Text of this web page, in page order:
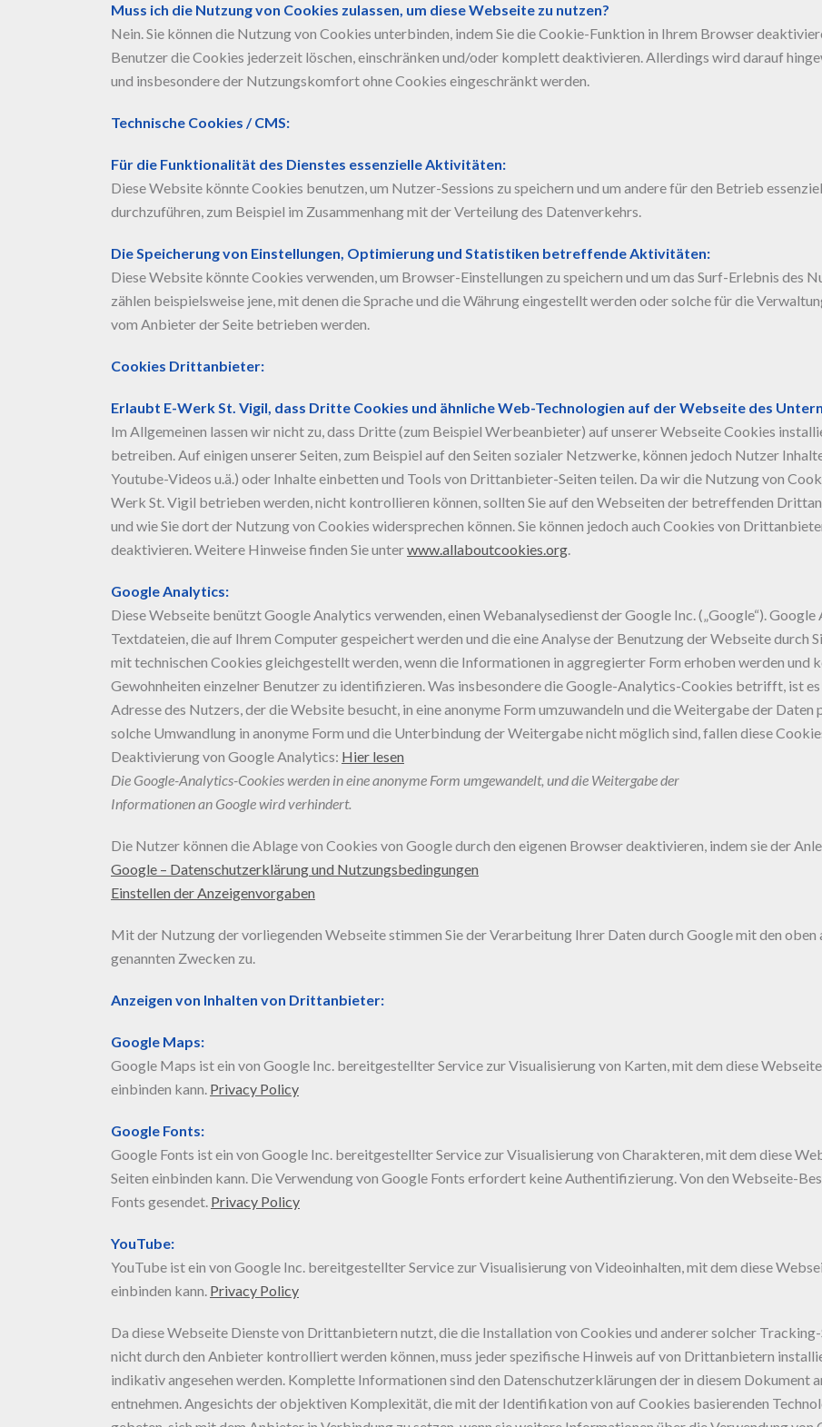
Muss ich die Nutzung von Cookies zulassen, um diese Webseite zu nutzen?
Nein. Sie können die Nutzung von Cookies unterbinden, indem Sie die Cookie-Funktion in Ihrem Browser
Benutzer die Cookies jederzeit löschen, einschränken und/oder komplett deaktivieren. Allerdings wird darauf
und insbesondere der Nutzungskomfort ohne Cookies eingeschränkt werden.
Technische Cookies / CMS:
Für die Funktionalität des Dienstes essenzielle Aktivitäten:
Diese Website könnte Cookies benutzen, um Nutzer-Sessions zu speichern und um andere für den Betrieb
durchzuführen, zum Beispiel im Zusammenhang mit der Verteilung des Datenverkehrs.
Die Speicherung von Einstellungen, Optimierung und Statistiken betreffende Aktivitäten:
Diese Website könnte Cookies verwenden, um Browser-Einstellungen zu speichern und um das Surf-Erlebnis des
zählen beispielsweise jene, mit denen die Sprache und die Währung eingestellt werden oder solche für die
vom Anbieter der Seite betrieben werden.
Cookies Drittanbieter:
Erlaubt E-Werk St. Vigil, dass Dritte Cookies und ähnliche Web-Technologien auf der Webseite des
Im Allgemeinen lassen wir nicht zu, dass Dritte (zum Beispiel Werbeanbieter) auf unserer Webseite Cookies
betreiben. Auf einigen unserer Seiten, zum Beispiel auf den Seiten sozialer Netzwerke, können jedoch Nutzer
Youtube-Videos u.ä.) oder Inhalte einbetten und Tools von Drittanbieter-Seiten teilen. Da wir die Nutzung von
Werk St. Vigil betrieben werden, nicht kontrollieren können, sollten Sie auf den Webseiten der betreffenden
und wie Sie dort der Nutzung von Cookies widersprechen können. Sie können jedoch auch Cookies von
deaktivieren. Weitere Hinweise finden Sie unterwww.allaboutcookies.org.
Google Analytics:
Diese Webseite benützt Google Analytics verwenden, einen Webanalysedienst der Google Inc. („Google“). Google
Textdateien, die auf Ihrem Computer gespeichert werden und die eine Analyse der Benutzung der Webseite durch
mit technischen Cookies gleichgestellt werden, wenn die Informationen in aggregierter Form erhoben werden und
Gewohnheiten einzelner Benutzer zu identifizieren. Was insbesondere die Google-Analytics-Cookies betrifft, ist
Adresse des Nutzers, der die Website besucht, in eine anonyme Form umzuwandeln und die Weitergabe der Daten
solche Umwandlung in anonyme Form und die Unterbindung der Weitergabe nicht möglich sind, fallen diese
Deaktivierung von Google Analytics: Hier lesen
Die Google-Analytics-Cookies werden in eine anonyme Form umgewandelt, und die Weitergabe der
Informationen an Google wird verhindert.
Die Nutzer können die Ablage von Cookies von Google durch den eigenen Browser deaktivieren, indem sie der
Google – Datenschutzerklärung und Nutzungsbedingungen
Einstellen der Anzeigenvorgaben
Mit der Nutzung der vorliegenden Webseite stimmen Sie der Verarbeitung Ihrer Daten durch Google mit den
genannten Zwecken zu.
Anzeigen von Inhalten von Drittanbieter:
Google Maps:
Google Maps ist ein von Google Inc. bereitgestellter Service zur Visualisierung von Karten, mit dem diese
einbinden kann. Privacy Policy
Google Fonts:
Google Fonts ist ein von Google Inc. bereitgestellter Service zur Visualisierung von Charakteren, mit dem diese
Seiten einbinden kann. Die Verwendung von Google Fonts erfordert keine Authentifizierung. Von den Webseite-
Fonts gesendet. Privacy Policy
YouTube:
YouTube ist ein von Google Inc. bereitgestellter Service zur Visualisierung von Videoinhalten, mit dem diese
einbinden kann. Privacy Policy
Da diese Webseite Dienste von Drittanbietern nutzt, die die Installation von Cookies und anderer solcher
nicht durch den Anbieter kontrolliert werden können, muss jeder spezifische Hinweis auf von Drittanbietern
indikativ angesehen werden. Komplette Informationen sind den Datenschutzerklärungen der in diesem Dokument
entnehmen. Angesichts der objektiven Komplexität, die mit der Identifikation von auf Cookies basierenden